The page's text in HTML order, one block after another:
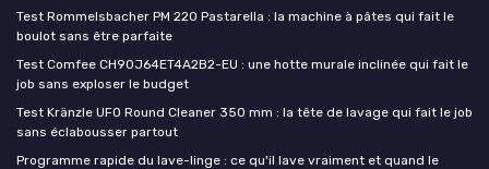
Test Rommelsbacher PM 220 Pastarella : la machine à pâtes qui fait le
boulot sans être parfaite
Test Comfee CH90J64ET4A2B2-EU : une hotte murale inclinée qui fait le
job sans exploser le budget
Test Kränzle UFO Round Cleaner 350 mm : la tête de lavage qui fait le job
sans éclabousser partout
Programme rapide du lave-linge : ce qu'il lave vraiment et quand le